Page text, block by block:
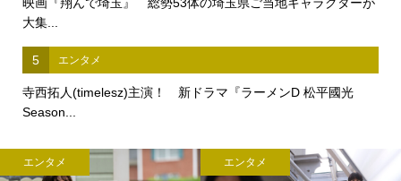
大集...
5 エンタメ
寺西拓人(timelesz)主演！ 新ドラマ『ラーメンD 松平國光
Season...
エンタメ エンタメ